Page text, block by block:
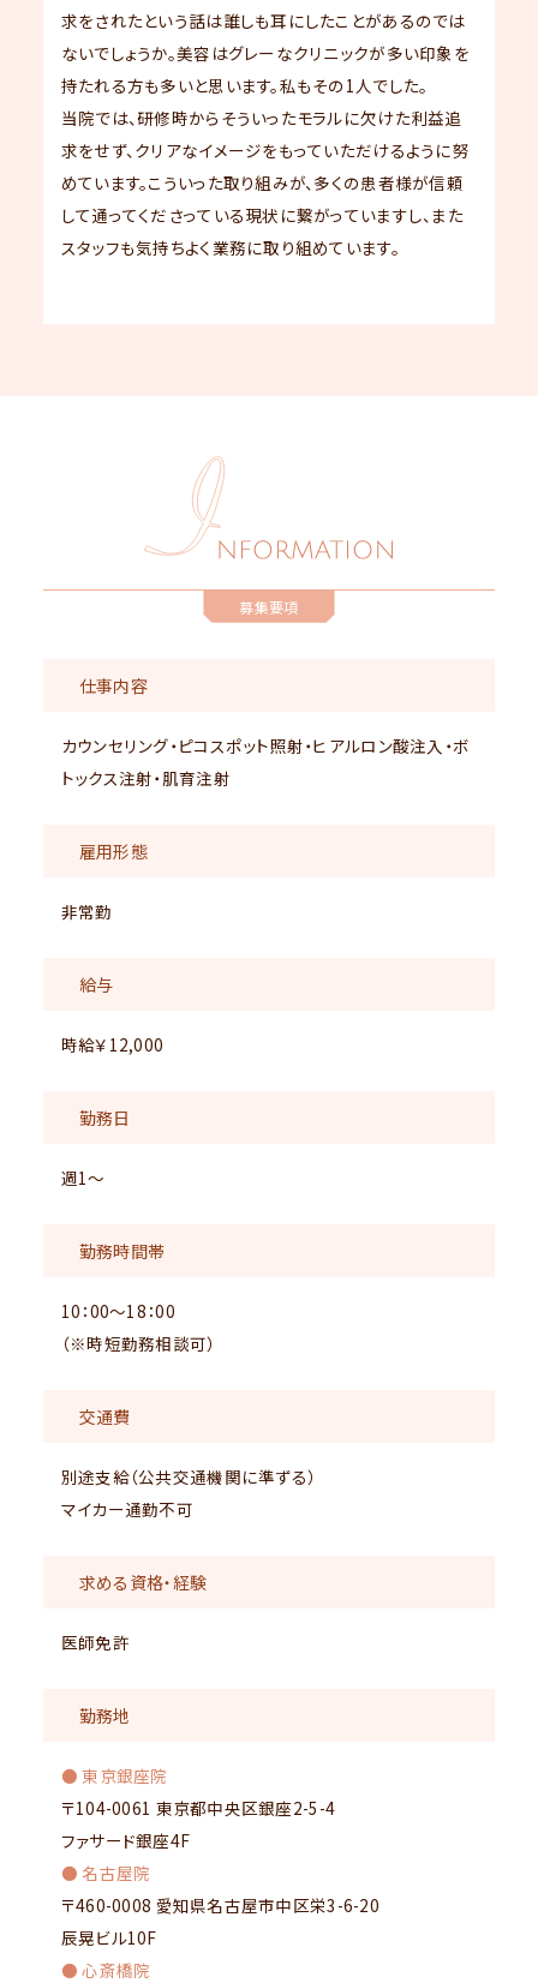
求をされたという話は誰しも耳にしたことがあるのでは
ないでしょうか。美容はグレーなクリニックが多い印象を
持たれる方も多いと思います。私もその1人でした。
当院では、研修時からそういったモラルに欠けた利益追
求をせず、クリアなイメージをもっていただけるように努
めています。こういった取り組みが、多くの患者様が信頼
して通ってくださっている現状に繋がっていますし、また
スタッフも気持ちよく業務に取り組めています。
募集要項
仕事内容
カウンセリング・ピコスポット照射・ヒアルロン酸注入・ボ
トックス注射・肌育注射
雇用形態
非常勤
給与
時給￥12,000
勤務日
週1～
勤務時間帯
10：00～18：00
（※時短勤務相談可）
交通費
別途支給（公共交通機関に準ずる）
マイカー通勤不可
求める資格・経験
医師免許
勤務地
● 東京銀座院
〒104-0061 東京都中央区銀座2-5-4
ファサード銀座4F
● 名古屋院
〒460-0008 愛知県名古屋市中区栄3-6-20
辰晃ビル10F
● 心斎橋院